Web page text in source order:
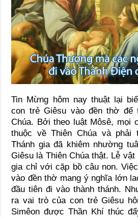
Tin Mừng hôm nay thuật lại
con trẻ Giêsu vào đền thờ để
Chúa. Bởi theo luật Môsê, mọi
thuộc về Thiên Chúa và phải
Thánh gia đã khiêm nhường
Giêsu là Thiên Chúa thật. Lễ vật
gia chỉ với cặp bồ câu non.
vào đền thờ mang ý nghĩa lớn
đầu tiên đi vào thành thánh.
ra vai trò của con trẻ Giêsu
Simêon được Thần Khí thúc